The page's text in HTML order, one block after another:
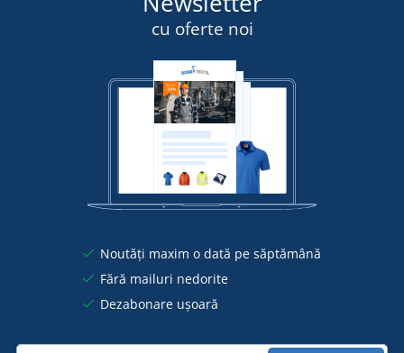
cu oferte noi
Noutăți maxim o dată pe săptămână
Fără mailuri nedorite
Dezabonare ușoară